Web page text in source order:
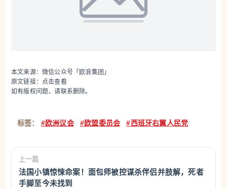
本文来源：微信公众号「欧浪集团」
原文链接： 点击查看
如有版权问题，请联系删除。
标签： #欧洲议会 #欧盟委员会 #西班牙右翼人民党
上一篇
法国小镇惊悚命案！面包师被控谋杀伴侣并肢解，死者
手脚至今未找到